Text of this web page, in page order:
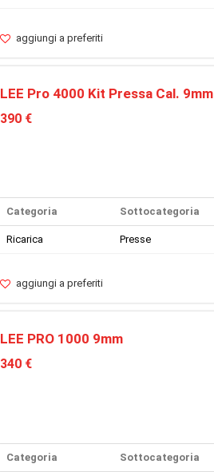
aggiungi a preferiti
LEE Pro 4000 Kit Pressa Cal. 9mm
390 €
Categoria Sottocategoria
Ricarica Presse
aggiungi a preferiti
LEE PRO 1000 9mm
340 €
Categoria Sottocategoria